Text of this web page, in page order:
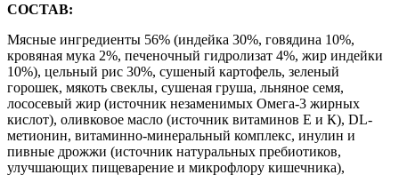
СОСТАВ:
Мясные ингредиенты 56% (индейка 30%, говядина 10%,
кровяная мука 2%, печеночный гидролизат 4%, жир индейки
10%), цельный рис 30%, сушеный картофель, зеленый
горошек, мякоть свеклы, сушеная груша, льняное семя,
лососевый жир (источник незаменимых Омега-3 жирных
кислот), оливковое масло (источник витаминов Е и К), DL-
метионин, витаминно-минеральный комплекс, инулин и
пивные дрожжи (источник натуральных пребиотиков,
улучшающих пищеварение и микрофлору кишечника),